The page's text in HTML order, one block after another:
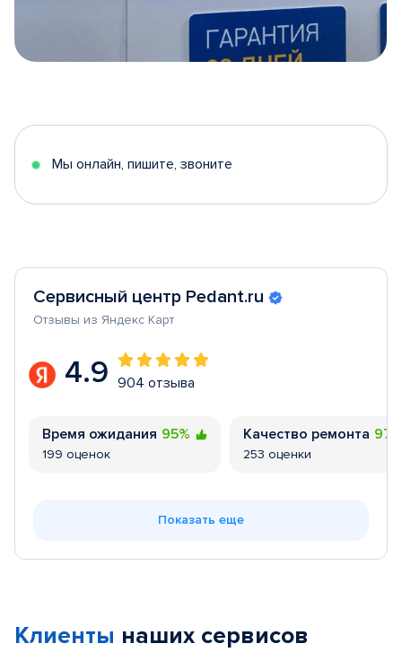
5
Мы онлайн, пишите, звоните
Сервисный центр Pedant.ru
Отзывы из Яндекс Карт
4.9 904 отзыва
Время ожидания 95%
199 оценок
Качество ремонта
253 оценки
Показать еще
Клиенты наших сервисов